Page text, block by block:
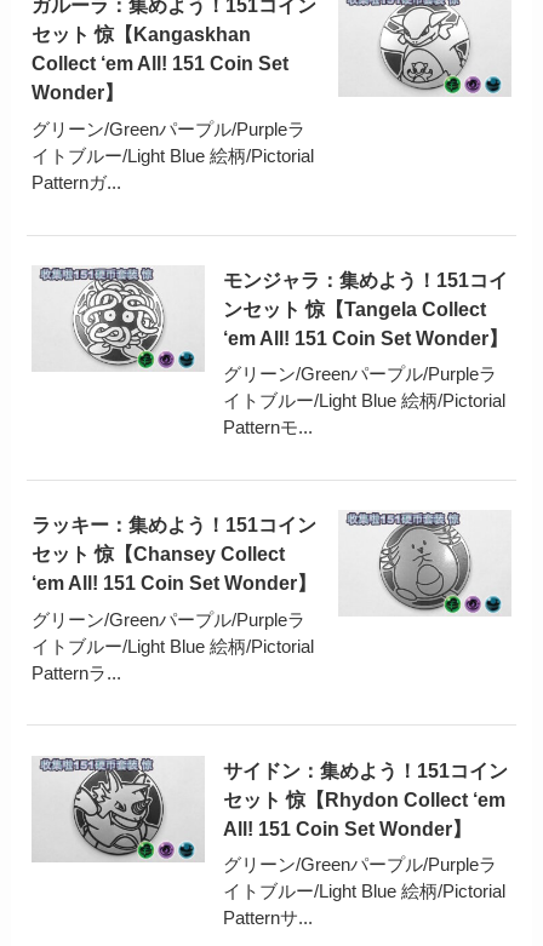
ガルーラ：集めよう！151コイン
セット 惊【Kangaskhan
Collect ‘em All! 151 Coin Set
Wonder】
グリーン/Greenパープル/Purpleラ
イトブルー/Light Blue 絵柄/Pictorial
Patternガ...
モンジャラ：集めよう！151コイ
ンセット 惊【Tangela Collect
‘em All! 151 Coin Set Wonder】
グリーン/Greenパープル/Purpleラ
イトブルー/Light Blue 絵柄/Pictorial
Patternモ...
ラッキー：集めよう！151コイン
セット 惊【Chansey Collect
‘em All! 151 Coin Set Wonder】
グリーン/Greenパープル/Purpleラ
イトブルー/Light Blue 絵柄/Pictorial
Patternラ...
サイドン：集めよう！151コイン
セット 惊【Rhydon Collect ‘em
All! 151 Coin Set Wonder】
グリーン/Greenパープル/Purpleラ
イトブルー/Light Blue 絵柄/Pictorial
Patternサ...